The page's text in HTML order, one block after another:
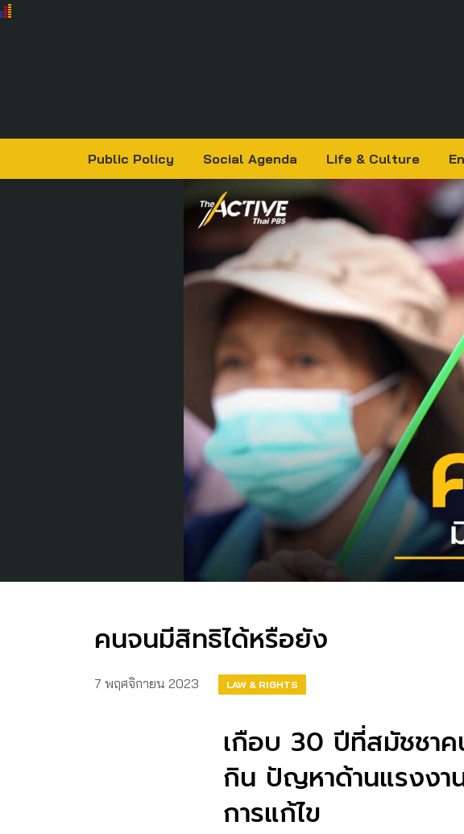
Public Policy Social Agenda Life & Culture
คนจนมีสิทธิได้หรือยัง
7 พฤศจิกายน 2023 LAW & RIGHTS
เกือบ 30 ปีที่สมัชชา
กิน ปัญหาด้านแรงงา
การแก้ไข